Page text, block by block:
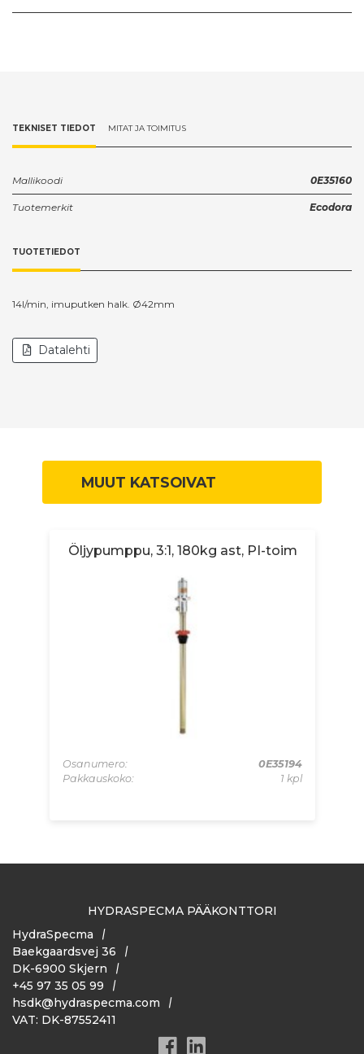
TEKNISET TIEDOT MITAT JA TOIMITUS
Mallikoodi 0E35160
Tuotemerkit Ecodora
TUOTETIEDOT
14l/min, imuputken halk. Ø42mm
Datalehti
MUUT KATSOIVAT
Öljypumppu, 3:1, 180kg ast, PI-toim
Osanumero:
0E35194
Pakkauskoko:
1 kpl
HYDRASPECMA PÄÄKONTTORI
HydraSpecma
Baekgaardsvej 36
DK-6900 Skjern
+45 97 35 05 99
hsdk@hydraspecma.com
VAT: DK-87552411